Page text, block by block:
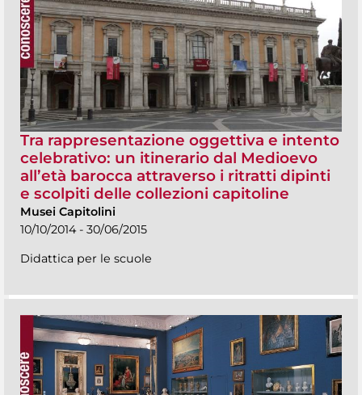
Tra rappresentazione oggettiva e intento
celebrativo: un itinerario dal Medioevo
all’età barocca attraverso i ritratti dipinti
e scolpiti delle collezioni capitoline
Musei Capitolini
10/10/2014 - 30/06/2015
Didattica per le scuole